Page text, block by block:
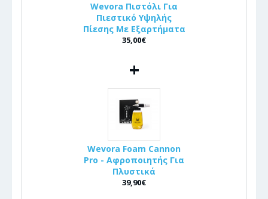
Wevora Πιστόλι Για
Πιεστικό Υψηλής
Πίεσης Με Εξαρτήματα
35,00€
+
Wevora Foam Cannon
Pro - Αφροποιητής Για
Πλυστικά
39,90€